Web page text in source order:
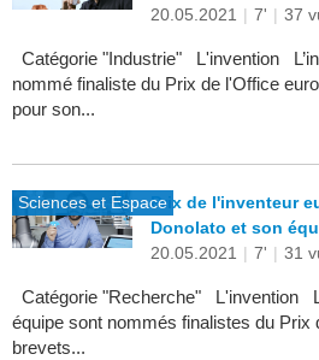
20.05.2021 | 7' | 37
Catégorie "Industrie" L'invention
nommé finaliste du Prix de l'Office
pour son...
Sciences et EspacePrix de l'inventeur
Donolato et son
20.05.2021 | 7' | 31
Catégorie "Recherche" L'invention
équipe sont nommés finalistes du Prix
brevets...